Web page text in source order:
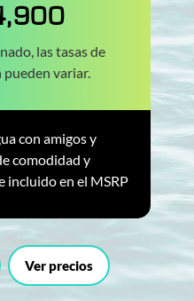
las tasas de
variar.
con amigos y
comodidad y
incluido en el MSRP
Ver precios